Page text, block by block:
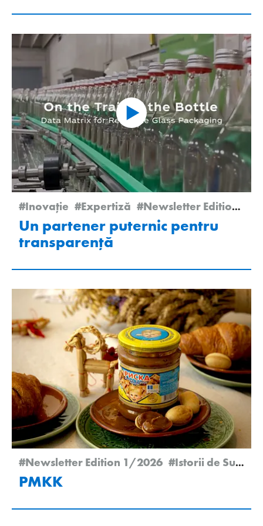
#Inovație #Expertiză #Newsletter Edition 1/2026
Un partener puternic pentru
transparență
#Newsletter Edition 1/2026 #Istorii de Succes
PMKK